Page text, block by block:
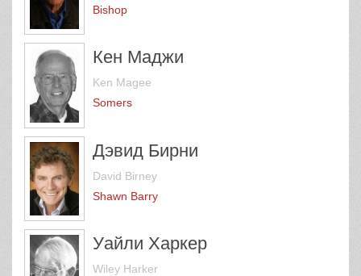
Bishop
Кен Маджи
Ken Magee
Somers
Дэвид Бирни
David Birney
Shawn Barry
Уайли Харкер
Wiley Harker